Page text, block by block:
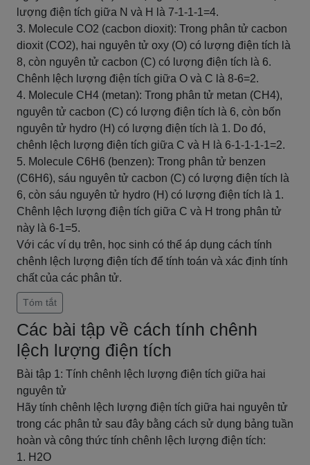
lượng điện tích giữa N và H là 7-1-1-1=4.
3. Molecule CO2 (cacbon dioxit): Trong phân tử cacbon
dioxit (CO2), hai nguyên tử oxy (O) có lượng điện tích là
8, còn nguyên tử cacbon (C) có lượng điện tích là 6.
Chênh lệch lượng điện tích giữa O và C là 8-6=2.
4. Molecule CH4 (metan): Trong phân tử metan (CH4),
nguyên tử cacbon (C) có lượng điện tích là 6, còn bốn
nguyên tử hydro (H) có lượng điện tích là 1. Do đó,
chênh lệch lượng điện tích giữa C và H là 6-1-1-1-1=2.
5. Molecule C6H6 (benzen): Trong phân tử benzen
(C6H6), sáu nguyên tử cacbon (C) có lượng điện tích là
6, còn sáu nguyên tử hydro (H) có lượng điện tích là 1.
Chênh lệch lượng điện tích giữa C và H trong phân tử
này là 6-1=5.
Với các ví dụ trên, học sinh có thể áp dụng cách tính
chênh lệch lượng điện tích để tính toán và xác định tính
chất của các phân tử.
Tóm tắt
Các bài tập về cách tính chênh
lệch lượng điện tích
Bài tập 1: Tính chênh lệch lượng điện tích giữa hai
nguyên tử
Hãy tính chênh lệch lượng điện tích giữa hai nguyên tử
trong các phân tử sau đây bằng cách sử dụng bảng tuần
hoàn và công thức tính chênh lệch lượng điện tích:
1. H2O